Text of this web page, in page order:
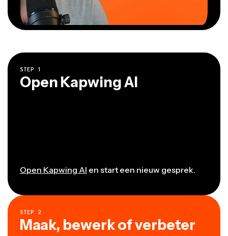
STEP 1
Open Kapwing AI
Open Kapwing AI en start een nieuw gesprek.
STEP 2
Maak, bewerk of verbeter